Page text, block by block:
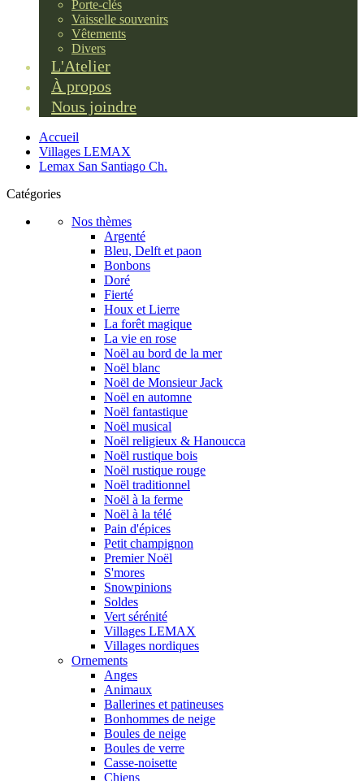
Porte-clés
Vaisselle souvenirs
Vêtements
Divers
L'Atelier
À propos
Nous joindre
Accueil
Villages LEMAX
Lemax San Santiago Ch.
Catégories
Nos thèmes
Argenté
Bleu, Delft et paon
Bonbons
Doré
Fierté
Houx et Lierre
La forêt magique
La vie en rose
Noël au bord de la mer
Noël blanc
Noël de Monsieur Jack
Noël en automne
Noël fantastique
Noël musical
Noël religieux & Hanoucca
Noël rustique bois
Noël rustique rouge
Noël traditionnel
Noël à la ferme
Noël à la télé
Pain d'épices
Petit champignon
Premier Noël
S'mores
Snowpinions
Soldes
Vert sérénité
Villages LEMAX
Villages nordiques
Ornements
Anges
Animaux
Ballerines et patineuses
Bonhommes de neige
Boules de neige
Boules de verre
Casse-noisette
Chiens